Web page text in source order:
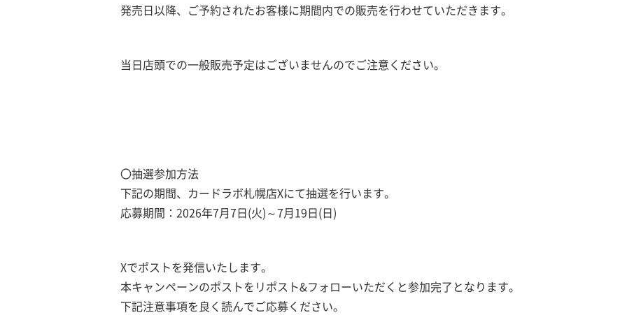
発売日以降、ご予約されたお客様に期間内での販売を行わせていただきます。
当日店頭での一般販売予定はございませんのでご注意ください。
〇抽選参加方法
下記の期間、カードラボ札幌店Xにて抽選を行います。
応募期間：2026年7月7日(火)～7月19日(日)
Xでポストを発信いたします。
本キャンペーンのポストをリポスト&フォローいただくと参加完了となります。
下記注意事項を良く読んでご応募ください。